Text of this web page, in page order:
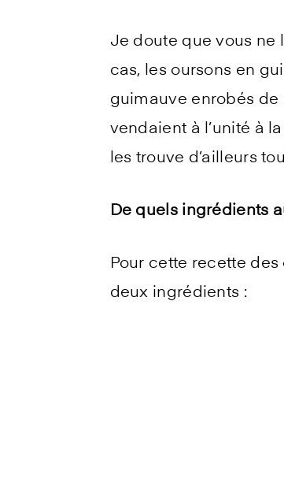
Je doute que vous ne
cas, les oursons en
guimauve enrobés de
vendaient à l’unité à
les trouve d’ailleurs
De quels ingrédients
Pour cette recette
deux ingrédients :